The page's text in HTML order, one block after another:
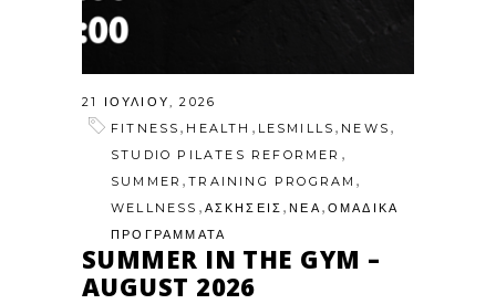
21 ΙΟΥΛΊΟΥ, 2026
FITNESS , HEALTH , LESMILLS , NEWS ,
STUDIO PILATES REFORMER ,
SUMMER ,TRAINING PROGRAM ,
WELLNESS , ΑΣΚΗΣΕΙΣ ,ΝΕΑ , ΟΜΑΔΙΚΑ
ΠΡΟΓΡΑΜΜΑΤΑ
SUMMER IN THE GYM –
AUGUST 2026